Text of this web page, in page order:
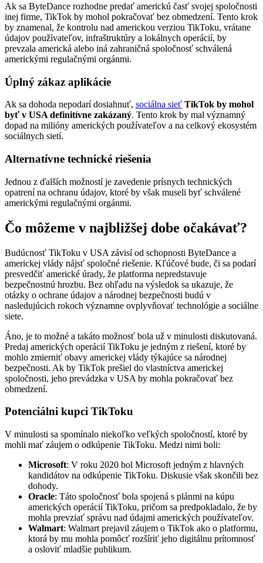
Ak sa ByteDance rozhodne predať americkú časť svojej spoločnosti
inej firme, TikTok by mohol pokračovať bez obmedzení. Tento krok
by znamenal, že kontrolu nad americkou verziou TikToku, vrátane
údajov používateľov, infraštruktúry a lokálnych operácií, by
prevzala americká alebo iná zahraničná spoločnosť schválená
americkými regulačnými orgánmi.
Úplný zákaz aplikácie
Ak sa dohoda nepodarí dosiahnuť, sociálna sieť TikTok by mohol
byť v USA definitívne zakázaný. Tento krok by mal významný
dopad na milióny amerických používateľov a na celkový ekosystém
sociálnych sietí.
Alternatívne technické riešenia
Jednou z ďalších možností je zavedenie prísnych technických
opatrení na ochranu údajov, ktoré by však museli byť schválené
americkými regulačnými orgánmi.
Čo môžeme v najbližšej dobe očakávať?
Budúcnosť TikToku v USA závisí od schopnosti ByteDance a
americkej vlády nájsť spoločné riešenie. Kľúčové bude, či sa podarí
presvedčiť americké úrady, že platforma nepredstavuje
bezpečnostnú hrozbu. Bez ohľadu na výsledok sa ukazuje, že
otázky o ochrane údajov a národnej bezpečnosti budú v
nasledujúcich rokoch významne ovplyvňovať technológie a sociálne
siete.
Áno, je to možné a takáto možnosť bola už v minulosti diskutovaná.
Predaj amerických operácií TikToku je jedným z riešení, ktoré by
mohlo zmierniť obavy americkej vlády týkajúce sa národnej
bezpečnosti. Ak by TikTok prešiel do vlastníctva americkej
spoločnosti, jeho prevádzka v USA by mohla pokračovať bez
obmedzení.
Potenciálni kupci TikToku
V minulosti sa spomínalo niekoľko veľkých spoločností, ktoré by
mohli mať záujem o odkúpenie TikToku. Medzi nimi boli:
Microsoft: V roku 2020 bol Microsoft jedným z hlavných
kandidátov na odkúpenie TikToku. Diskusie však skončili bez
dohody.
Oracle: Táto spoločnosť bola spojená s plánmi na kúpu
amerických operácií TikToku, pričom sa predpokladalo, že by
mohla prevziať správu nad údajmi amerických používateľov.
Walmart: Walmart prejavil záujem o TikTok ako o platformu,
ktorá by mu mohla pomôcť rozšíriť jeho digitálnu prítomnosť
a osloviť mladšie publikum.